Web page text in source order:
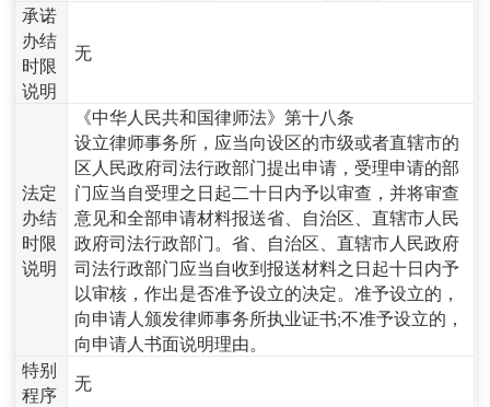
承诺
办结
时限
说明
无
法定
办结
时限
说明
《中华人民共和国律师法》第十八条
设立律师事务所，应当向设区的市级或者直辖市的
区人民政府司法行政部门提出申请，受理申请的部
门应当自受理之日起二十日内予以审查，并将审查
意见和全部申请材料报送省、自治区、直辖市人民
政府司法行政部门。省、自治区、直辖市人民政府
司法行政部门应当自收到报送材料之日起十日内予
以审核，作出是否准予设立的决定。准予设立的，
向申请人颁发律师事务所执业证书;不准予设立的，
向申请人书面说明理由。
特别
程序
无